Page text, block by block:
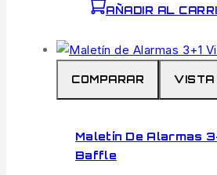
AÑADIR AL
COMPARAR VISTA
Maletín De Alarmas
Baffle